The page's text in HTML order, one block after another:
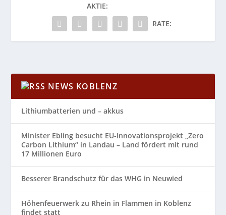
AKTIE:
RATE:
NEWS KOBLENZ
Lithiumbatterien und – akkus
Minister Ebling besucht EU-Innovationsprojekt „Zero
Carbon Lithium“ in Landau – Land fördert mit rund
17 Millionen Euro
Besserer Brandschutz für das WHG in Neuwied
Höhenfeuerwerk zu Rhein in Flammen in Koblenz
findet statt